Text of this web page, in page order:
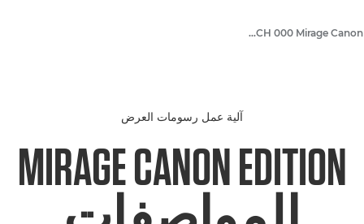
ARCH 000 Mirage Canon Edition
آلية عمل رسومات العرض
MIRAGE CANON EDITION